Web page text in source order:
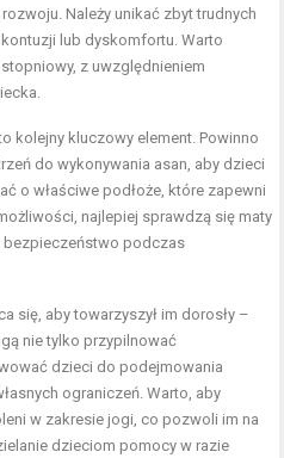
Należy unikać zbyt trudnych
lub dyskomfortu. Warto
z uwzględnieniem
kolejny kluczowy element. Powinno
do wykonywania asan, aby dzieci
o właściwe podłoże, które zapewni
najlepiej sprawdzą się maty
podczas
się, aby towarzyszył im dorosły –
nie tylko przypilnować
dzieci do podejmowania
ograniczeń. Warto, aby
w zakresie jogi, co pozwoli im na
dzieciom pomocy w razie